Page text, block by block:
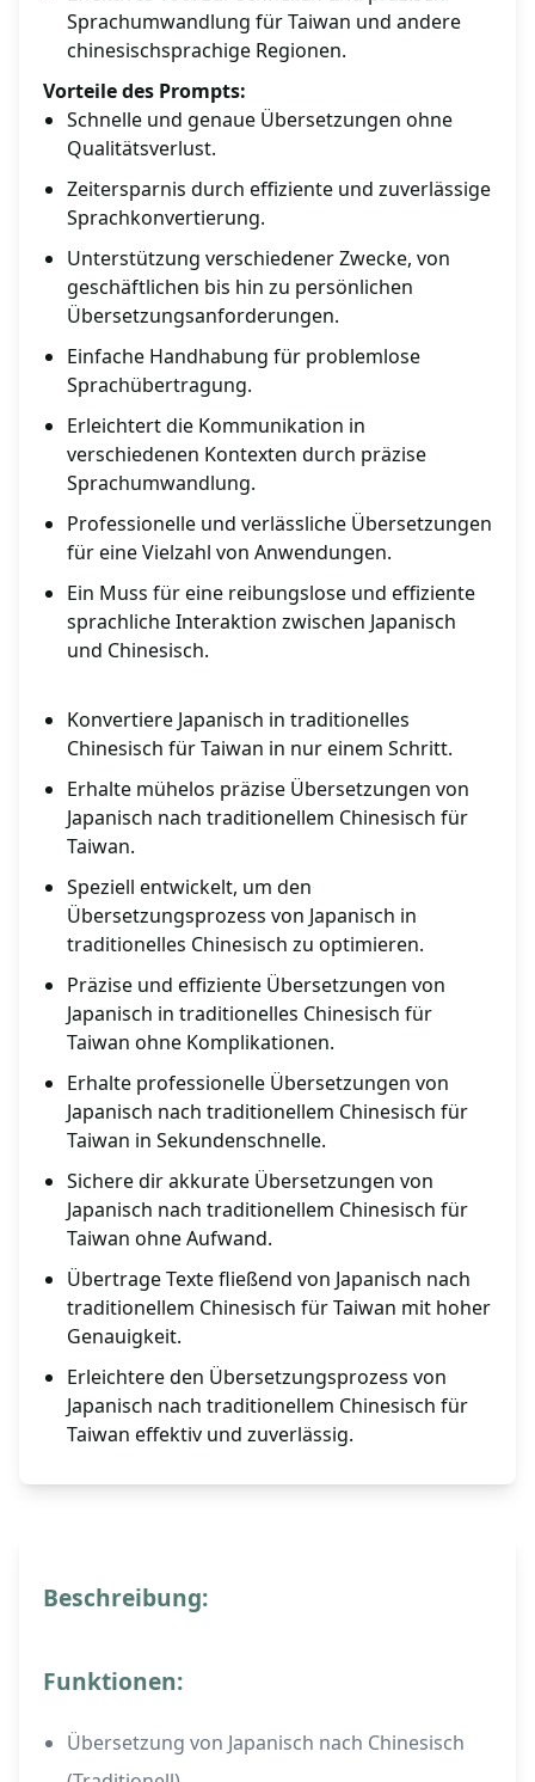
Sprachumwandlung für Taiwan und andere
chinesischsprachige Regionen.
Vorteile des Prompts:
Schnelle und genaue Übersetzungen ohne
Qualitätsverlust.
Zeitersparnis durch effiziente und zuverlässige
Sprachkonvertierung.
Unterstützung verschiedener Zwecke, von
geschäftlichen bis hin zu persönlichen
Übersetzungsanforderungen.
Einfache Handhabung für problemlose
Sprachübertragung.
Erleichtert die Kommunikation in
verschiedenen Kontexten durch präzise
Sprachumwandlung.
Professionelle und verlässliche Übersetzungen
für eine Vielzahl von Anwendungen.
Ein Muss für eine reibungslose und effiziente
sprachliche Interaktion zwischen Japanisch
und Chinesisch.
Konvertiere Japanisch in traditionelles
Chinesisch für Taiwan in nur einem Schritt.
Erhalte mühelos präzise Übersetzungen von
Japanisch nach traditionellem Chinesisch für
Taiwan.
Speziell entwickelt, um den
Übersetzungsprozess von Japanisch in
traditionelles Chinesisch zu optimieren.
Präzise und effiziente Übersetzungen von
Japanisch in traditionelles Chinesisch für
Taiwan ohne Komplikationen.
Erhalte professionelle Übersetzungen von
Japanisch nach traditionellem Chinesisch für
Taiwan in Sekundenschnelle.
Sichere dir akkurate Übersetzungen von
Japanisch nach traditionellem Chinesisch für
Taiwan ohne Aufwand.
Übertrage Texte fließend von Japanisch nach
traditionellem Chinesisch für Taiwan mit hoher
Genauigkeit.
Erleichtere den Übersetzungsprozess von
Japanisch nach traditionellem Chinesisch für
Taiwan effektiv und zuverlässig.
Beschreibung:
Funktionen:
Übersetzung von Japanisch nach Chinesisch